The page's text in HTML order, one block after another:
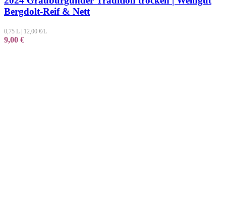
Bergdolt-Reif & Nett
0,75 L 12,00 €/L
9,00 €